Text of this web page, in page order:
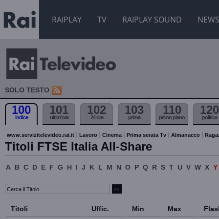
RAIPLAY TV RAIPLAY SOUND NEWS
SOLO TESTO
100
indice
101
ultim'ora
102
24 ore
103
prima
110
primo piano
120
politica
www.servizitelevideo.rai.it Lavoro Cinema Prima serata Tv Almanacco
Titoli FTSE Italia All-Share
A B C D E F G H I J K L M N O P Q R S T U V W X Y
Titoli Uffic. Min Max